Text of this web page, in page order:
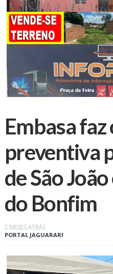
Embasa
preventiva
de São
do Bonfim
2 MESES ATRÁS
PORTAL JAGUARARI